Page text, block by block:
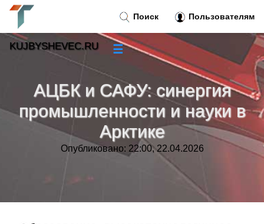
АЦБК и САФУ: синергия
промышленности и науки в
Арктике
Опубликовано: 22:00, 22.04.2026
Поиск Пользователям
KUJBYSHEVEC.RU ☰
Новости»
Тренды новостей »
Рубрики»
Контакт»